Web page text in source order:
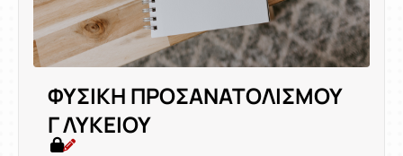
ΦΥΣΙΚΗ ΠΡΟΣΑΝΑΤΟΛΙΣΜΟΥ
Γ ΛΥΚΕΙΟΥ